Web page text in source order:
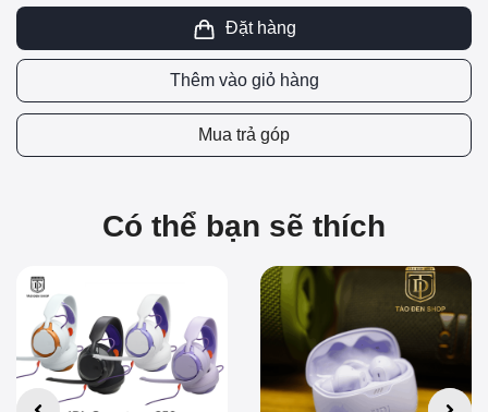
Đặt hàng
Thêm vào giỏ hàng
Mua trả góp
Có thể bạn sẽ thích